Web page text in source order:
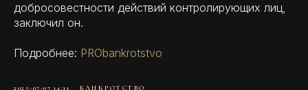
добросовестности действий контролирующих лиц,
заключил он.
Подробнее: PRObankrotstvo
2025-07-07 14:11 БАНКРОТСТВО